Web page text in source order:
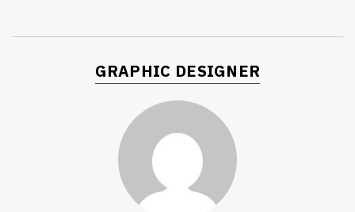
GRAPHIC DESIGNER